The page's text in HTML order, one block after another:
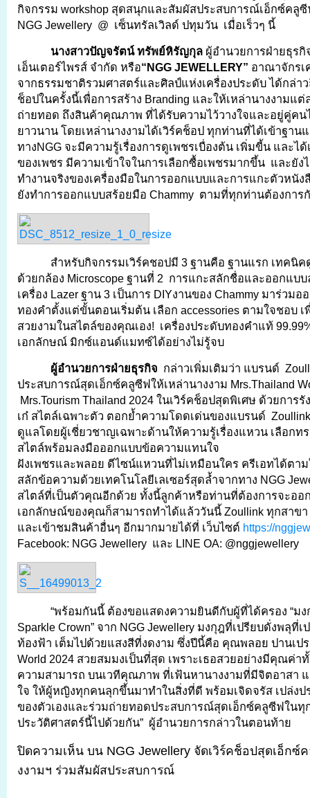
กิจกรรม workshop สุดสนุกและสัมผัสประสบการณ์เอ็กซ์คลู
NGG Jewellery @ เซ็นทรัลเวิลด์ ปทุมวัน เมื่อเร็วๆ นี้
นางสาวปัญจรัตน์ ทรัพย์หิรัญกุล ผู้อำนวยการฝ่ายธุรกิ
เอ็นเตอร์ไพรส์ จำกัด หรือ“NGG JEWELLERY” อาณาจักรเ
จากธรรมชาติรวมศาสตร์และศิลป์แห่งเครื่องประดับ ได้กล่าว
ช็อปในครั้งนี้เพื่อการสร้าง Branding และให้เหล่านางงามแ
ถ่ายทอด ถึงสินค้าคุณภาพ ที่ได้รับความไว้วางใจและอยู่คู่คน
ยาวนาน โดยเหล่านางงามได้เวิร์คช็อป ทุกท่านที่ได้เข้าฐาน
ทางNGG จะมีความรู้เรื่องการดูเพชรเบื่องต้น เพิ่มขี้น และไ
ของเพชร มีความเข้าใจในการเลือกซื้อเพชรมากขึ้น และยัง
ทำงานจริงของเครื่องมือในการออกแบบและการแกะตัวหนั
ยังทำการออกแบบสร้อยมือ Chammy ตามที่ทุกท่านต้องการ
สำหรับกิจกรรมเวิร์คชอปมี 3 ฐานคือ ฐานแรก เทคนิค
ด้วยกล้อง Microscope ฐานที่ 2 การแกะสลักชื่อและออกแบ
เครื่อง Lazer ฐาน 3 เป็นการ DIYงานของ Chammy มาร่วม
ทองคำตั้งแต่ขั้นตอนเริ่มต้น เลือก accessories ตามใจชอบ เ
สวยงามในสไตล์ของคุณเอง! เครื่องประดับทองคำแท้
เอกลักษณ์ มิกซ์แอนด์แมทซ์ได้อย่างไม่รู้จบ
ผู้อำนวยการฝ่ายธุรกิจ กล่าวเพิ่มเติมว่า แบรนด์
ประสบการณ์สุดเอ็กซ์คลูซีฟให้เหล่านางงาม Mrs.Thailand
Mrs.Tourism Thailand 2024 ในเวิร์คช็อปสุดพิเศษ ด้วยการ
เก๋ สไตล์เฉพาะตัว ตอกย้ำความโดดเด่นของแบรนด์
ดูแลโดยผู้เชี่ยวชาญเฉพาะด้านให้ความรู้เรื่องแหวน เลือกท
สไตล์พร้อมลงมือออกแบบข้อความแทนใจ
ฝังเพชรและพลอย ดีไซน์แหวนที่ไม่เหมือนใคร ครีเอทได้ตา
สลักข้อความด้วยเทคโนโลยีเลเซอร์สุดล้ำจากทาง NGG
สไตล์ที่เป็นตัวคุณอีกด้วย ทั้งนี้ลูกค้าหรือท่านที่ต้องการจะออ
เอกลักษณ์ของคุณก็สามารถทำได้แล้ววันนี้ Zoullink ทุกสาข
และเข้าชมสินค้าอื่นๆ อีกมากมายได้ที่ เว็บไซต์ https://
Facebook: NGG Jewellery และ LINE OA: @nggjewellery
“พร้อมกันนี้ ต้องขอแสดงความยินดีกับผู้ที่ได้ครอง “มง
Sparkle Crown” จาก NGG Jewellery มงกุฎที่เปรียบดั่งพลุที่
ท้องฟ้า เต็มไปด้วยแสงสีที่งดงาม ซึ่งปีนี้คือ คุณพลอย ปานเปร
World 2024 สวยสมมงเป็นที่สุด เพราะเธอสวยอย่างมีคุณค่า
ความสามารถ บนเวทีคุณภาพ ที่เฟ้นหานางงามที่มีจิตอาสา
ใจ ให้ผู้หญิงทุกคนลุกขึ้นมาทำในสิ่งที่ดี พร้อมเจิดจรัส เปล่งป
ของตัวเองและร่วมถ่ายทอดประสบการณ์สุดเอ็กซ์คลูซีฟในทุ
ประวัติศาสตร์นี้ไปด้วยกัน” ผู้อำนวยการกล่าวในตอนท้าย
ปิดความเห็น บน NGG Jewellery จัดเวิร์คช็อปสุดเอ็กซ์
งงามฯ ร่วมสัมผัสประสบการณ์